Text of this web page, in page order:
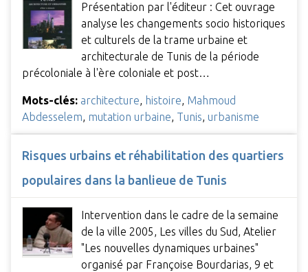
Présentation par l'éditeur : Cet ouvrage
analyse les changements socio historiques
et culturels de la trame urbaine et
architecturale de Tunis de la période
précoloniale à l'ère coloniale et post…
Mots-clés: architecture, histoire, Mahmoud
Abdesselem, mutation urbaine, Tunis, urbanisme
Risques urbains et réhabilitation des quartiers
populaires dans la banlieue de Tunis
Intervention dans le cadre de la semaine
de la ville 2005, Les villes du Sud, Atelier
"Les nouvelles dynamiques urbaines"
organisé par Françoise Bourdarias, 9 et